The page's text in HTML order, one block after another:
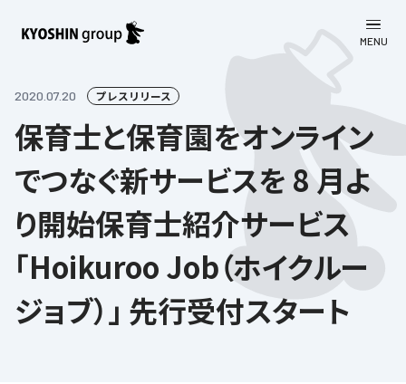
MENU
会社案内
会社案内
企業理念
教育理念
社長挨拶
事業一覧
学習塾
学びの成果
学習塾について
京進グループについて
サステナビリティ
お客さま満足度向上の取り組み
株主・投資家向け情報
株主・投資家向け情報
採用情報
2020.07.20 プレスリリース
保育士と保育園をオンライン
でつなぐ新サービスを 8 月よ
り開始保育士紹介サービス
「Hoikuroo Job（ホイクルー
ジョブ）」 先行受付スタート